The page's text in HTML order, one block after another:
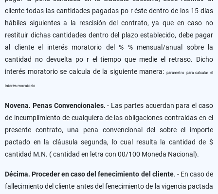
cliente todas las cantidades pagadas po r éste dentro de los 15 días
hábiles siguientes a la rescisión del contrato, ya que en caso no
restituir dichas cantidades dentro del plazo establecido, debe pagar
al cliente el interés moratorio del % % mensual/anual sobre la
cantidad no devuelta po r el tiempo que medie el retraso. Dicho
interés moratorio se calcula de la siguiente manera:parámetro para calcular el
interés moratorio
Novena. Penas Convencionales.- Las partes acuerdan para el caso
de incumplimiento de cualquiera de las obligaciones contraídas en el
presente contrato, una pena convencional del sobre el importe
pactado en la cláusula segunda, lo cual resulta la cantidad de $
cantidad M.N. ( cantidad en letra con 00/100 Moneda Nacional).
Décima. Proceder en caso del fenecimiento del cliente. - En caso de
fallecimiento del cliente antes del fenecimiento de la vigencia pactada